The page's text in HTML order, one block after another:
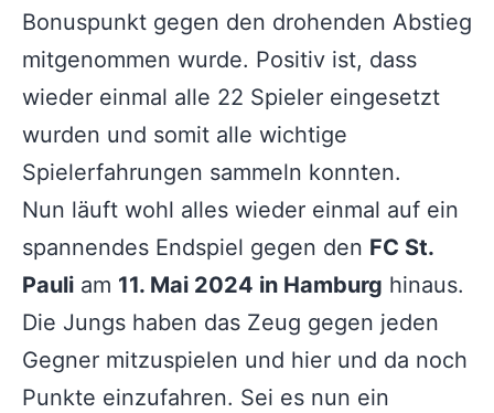
Bonuspunkt gegen den drohenden Abstieg
mitgenommen wurde. Positiv ist, dass
wieder einmal alle 22 Spieler eingesetzt
wurden und somit alle wichtige
Spielerfahrungen sammeln konnten.
Nun läuft wohl alles wieder einmal auf ein
spannendes Endspiel gegen den FC St.
Pauli am 11. Mai 2024 in Hamburg hinaus.
Die Jungs haben das Zeug gegen jeden
Gegner mitzuspielen und hier und da noch
Punkte einzufahren. Sei es nun ein